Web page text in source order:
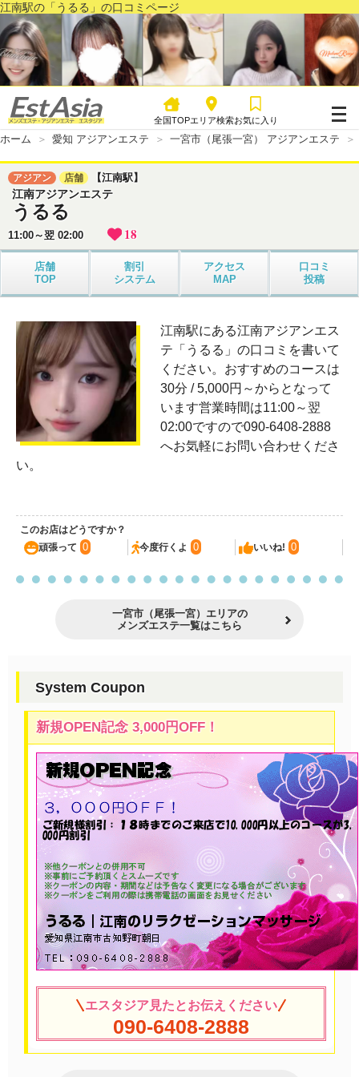
江南駅の「うるる」の口コミページ
全国TOPエリア検索お気に入り
ホーム 愛知 アジアンエステ 一宮市（尾張一宮） アジアンエステ
アジアン 店舗 【江南駅】
江南アジアンエステ
うるる
11:00～翌 02:00 18
店舗
TOP
割引
システム
アクセス
MAP
口コミ
投稿
江南駅にある江南アジアンエス
テ「うるる」の口コミを書いて
ください。おすすめのコースは
30分 / 5,000円～からとなって
います営業時間は11:00～翌
02:00ですので090-6408-2888
へお気軽にお問い合わせくださ
い。
このお店はどうですか？
頑張って 0 今度行くよ 0 いいね! 0
一宮市（尾張一宮）エリアの
メンズエステ一覧はこちら
System Coupon
新規OPEN記念 3,000円OFF！
エスタジア見たとお伝えください
090-6408-2888